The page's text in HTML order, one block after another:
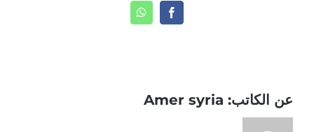
Facebook
WhatsApp
عن الكاتب: Amer syria